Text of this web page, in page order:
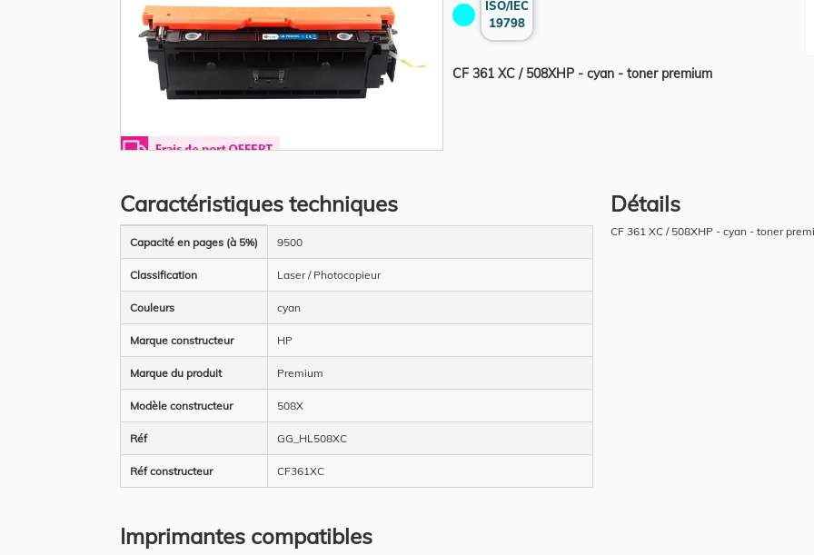
beginning
of
the
images
gallery
ISO/IEC
19798
CF 361 XC / 508XHP - cyan - toner premium
Caractéristiques techniques
d’information
Capacité en pages (à 5%) 9500
Classification Laser / Photocopieur
Couleurs cyan
Marque constructeur HP
Marque du produit Premium
Modèle constructeur 508X
Réf GG_HL508XC
Réf constructeur CF361XC
Détails
CF 361 XC / 508XHP - cyan - toner
Imprimantes compatibles